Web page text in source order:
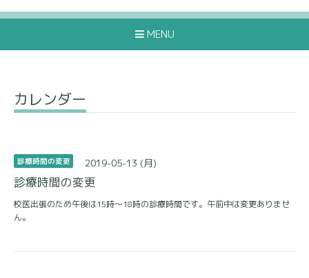
MENU
カレンダー
診療時間の変更 2019-05-13 (月)
診療時間の変更
校医出張のため午後は15時〜18時の診療時間です。午前中は変更ありませ
ん。